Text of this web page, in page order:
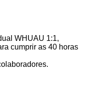
WHUAU 1:1,
cumprir as 40 horas